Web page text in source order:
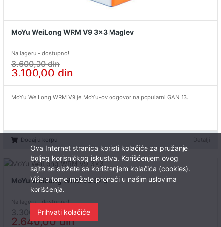
MoYu WeiLong WRM V9 3x3 Maglev
Na lageru - dostupno!
3.600,00din
3.100,00 din
MoYu WeiLong WRM V9 je MoYu-ov odgovor na popularni GAN 13.
Dodaj u korpu Detalji
MoYu WeiLong WRM V9 3x3
Na lageru - dostupno!
3.300,00din
2.640,00din
Ova Internet stranica koristi kolačiće za pružanje
boljeg korisničkog iskustva. Korišćenjem ovog
sajta se slažete sa korištenjem kolačića (cookies).
Više o tome možete pronaći u našim uslovima
korišćenja.
Prihvati kolačiće